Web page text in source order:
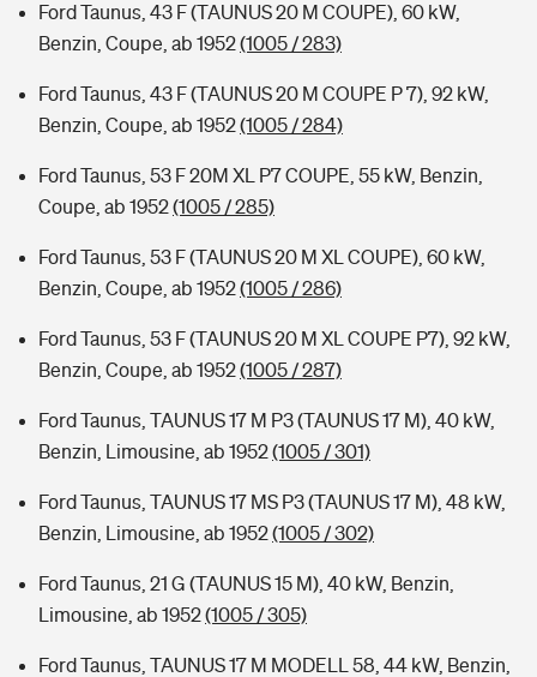
Ford Taunus, 43 F (TAUNUS 20 M COUPE), 60 kW,
Benzin, Coupe, ab 1952(1005 / 283)
Ford Taunus, 43 F (TAUNUS 20 M COUPE P 7), 92 kW,
Benzin, Coupe, ab 1952(1005 / 284)
Ford Taunus, 53 F 20M XL P7 COUPE, 55 kW, Benzin,
Coupe, ab 1952(1005 / 285)
Ford Taunus, 53 F (TAUNUS 20 M XL COUPE), 60 kW,
Benzin, Coupe, ab 1952(1005 / 286)
Ford Taunus, 53 F (TAUNUS 20 M XL COUPE P7), 92 kW,
Benzin, Coupe, ab 1952(1005 / 287)
Ford Taunus, TAUNUS 17 M P3 (TAUNUS 17 M), 40 kW,
Benzin, Limousine, ab 1952(1005 / 301)
Ford Taunus, TAUNUS 17 MS P3 (TAUNUS 17 M), 48 kW,
Benzin, Limousine, ab 1952(1005 / 302)
Ford Taunus, 21 G (TAUNUS 15 M), 40 kW, Benzin,
Limousine, ab 1952(1005 / 305)
Ford Taunus, TAUNUS 17 M MODELL 58, 44 kW, Benzin,